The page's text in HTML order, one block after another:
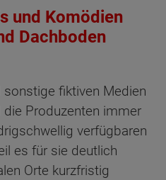
und Komödien
Dachboden
sonstige fiktiven Medien
Produzenten immer
verfügbaren
es für sie deutlich
Orte kurzfristig